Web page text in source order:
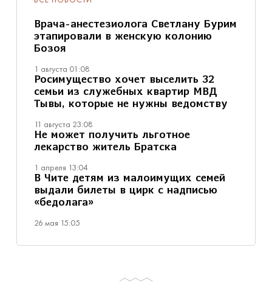
Врача-анестезиолога Светлану Бурим
этапировали в женскую колонию
Бозоя
1 августа 01:08
Росимущество хочет выселить 32
семьи из служебных квартир МВД
Тывы, которые не нужны ведомству
11 августа 23:08
Не может получить льготное
лекарство житель Братска
1 апреля 13:04
В Чите детям из малоимущих семей
выдали билеты в цирк с надписью
«бедолага»
26 мая 15:05